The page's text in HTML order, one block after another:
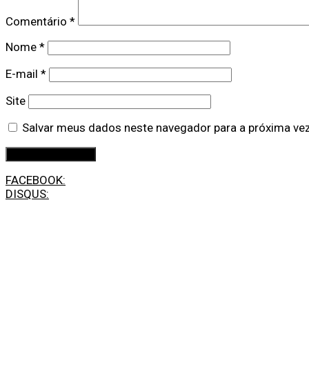
Comentário *
Nome *
E-mail *
Site
Salvar meus dados neste navegador para a próxima
FACEBOOK:
DISQUS: